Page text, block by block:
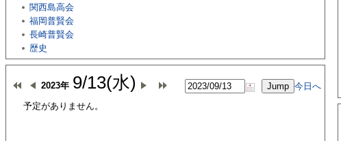
関西島高会
福岡普賢会
長崎普賢会
歴史
2023年 9/13(水)
今日へ
予定がありません。